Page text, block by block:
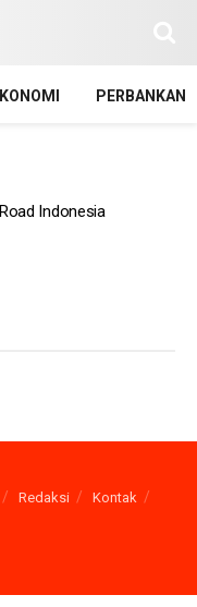
PERBANKAN
Indonesia
Redaksi
Kontak